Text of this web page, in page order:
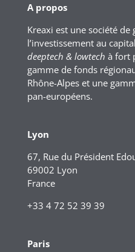
A propos
Kreaxi est une société de
l’investissement au
deeptech & lowtech à fort
gamme de fonds
Rhône-Alpes et une
pan-européens.
Lyon
67, Rue du Président
69002 Lyon
France
+33 4 72 52 39 39
Paris